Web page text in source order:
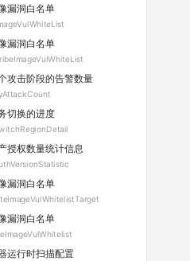
漏洞白名单
漏洞白名单
攻击阶段的告警数量
切换的进度
授权数量统计信息
漏洞白名单
漏洞白名单
运行时扫描配置